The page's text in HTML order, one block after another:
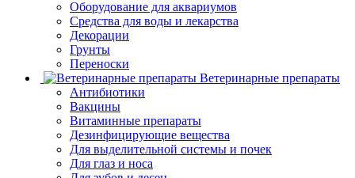
Оборудование для аквариумов
Средства для воды и лекарства
Декорации
Грунты
Переноски
Ветеринарные препараты
Антибиотики
Вакцины
Витаминные препараты
Дезинфицирующие вещества
Для выделительной системы и почек
Для глаз и носа